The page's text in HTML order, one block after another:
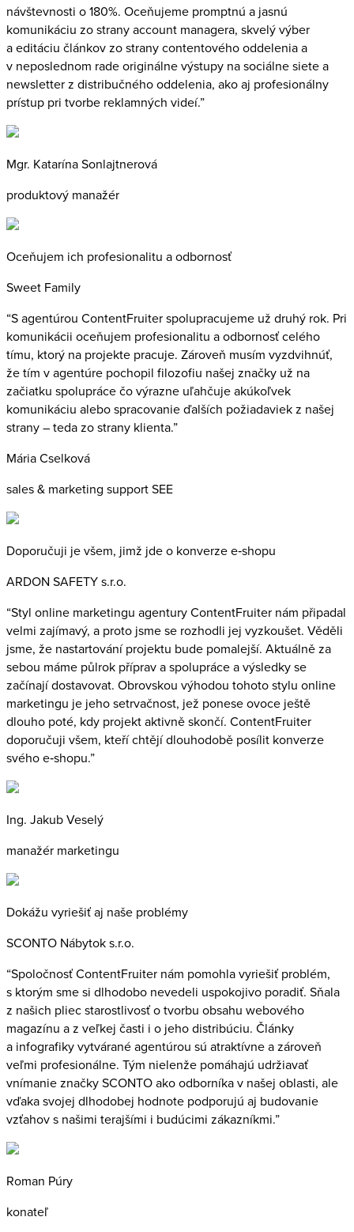
návštevnosti o 180%. Oceňujeme promptnú a jasnú
komunikáciu zo strany account managera, skvelý výber
a editáciu článkov zo strany contentového oddelenia a
v neposlednom rade originálne výstupy na sociálne siete a
newsletter z distribučného oddelenia, ako aj profesionálny
prístup pri tvorbe reklamných videí.”
Mgr. Katarína Sonlajtnerová
produktový manažér
Oceňujem ich profesionalitu a odbornosť
Sweet Family
“S agentúrou ContentFruiter spolupracujeme už druhý rok. Pri
komunikácii oceňujem profesionalitu a odbornosť celého
tímu, ktorý na projekte pracuje. Zároveň musím vyzdvihnúť,
že tím v agentúre pochopil filozofiu našej značky už na
začiatku spolupráce čo výrazne uľahčuje akúkoľvek
komunikáciu alebo spracovanie ďalších požiadaviek z našej
strany – teda zo strany klienta.”
Mária Cselková
sales & marketing support SEE
Doporučuji je všem, jimž jde o konverze e‑shopu
ARDON SAFETY s.r.o.
“Styl online marketingu agentury ContentFruiter nám připadal
velmi zajímavý, a proto jsme se rozhodli jej vyzkoušet. Věděli
jsme, že nastartování projektu bude pomalejší. Aktuálně za
sebou máme půlrok příprav a spolupráce a výsledky se
začínají dostavovat. Obrovskou výhodou tohoto stylu online
marketingu je jeho setrvačnost, jež ponese ovoce ještě
dlouho poté, kdy projekt aktivně skončí. ContentFruiter
doporučuji všem, kteří chtějí dlouhodobě posílit konverze
svého e‑shopu.”
Ing. Jakub Veselý
manažér marketingu
Dokážu vyriešiť aj naše problémy
SCONTO Nábytok s.r.o.
“Spoločnosť ContentFruiter nám pomohla vyriešiť problém,
s ktorým sme si dlhodobo nevedeli uspokojivo poradiť. Sňala
z našich pliec starostlivosť o tvorbu obsahu webového
magazínu a z veľkej časti i o jeho distribúciu. Články
a infografiky vytvárané agentúrou sú atraktívne a zároveň
veľmi profesionálne. Tým nielenže pomáhajú udržiavať
vnímanie značky SCONTO ako odborníka v našej oblasti, ale
vďaka svojej dlhodobej hodnote podporujú aj budovanie
vzťahov s našimi terajšími i budúcimi zákazníkmi.”
Roman Púry
konateľ